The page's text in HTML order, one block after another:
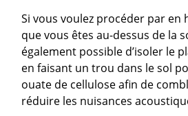
Si vous voulez procéder par en
que vous êtes au-dessus de la
également possible d’isoler le
en faisant un trou dans le sol
ouate de cellulose afin de
réduire les nuisances